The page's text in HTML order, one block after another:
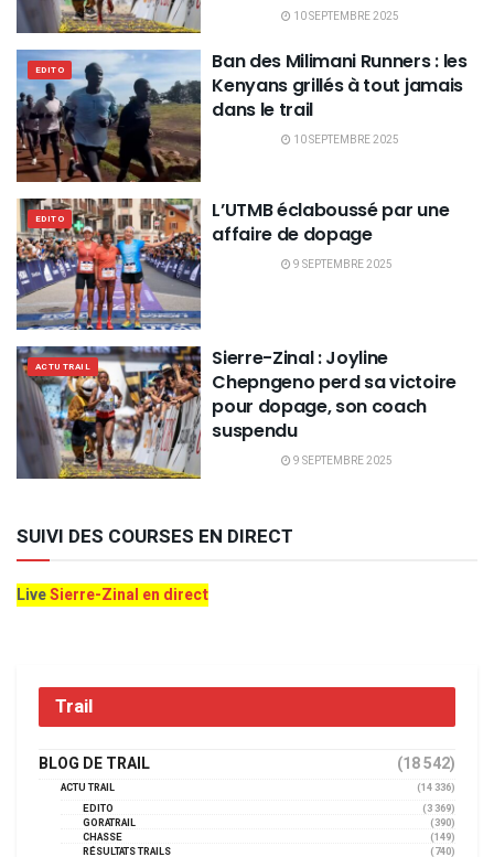
10 SEPTEMBRE 2025
EDITO
Ban des Milimani Runners : les
Kenyans grillés à tout jamais
dans le trail
10 SEPTEMBRE 2025
EDITO
L’UTMB éclaboussé par une
affaire de dopage
9 SEPTEMBRE 2025
ACTU TRAIL
Sierre-Zinal : Joyline
Chepngeno perd sa victoire
pour dopage, son coach
suspendu
9 SEPTEMBRE 2025
SUIVI DES COURSES EN DIRECT
LiveSierre-Zinal en direct
Trail
BLOG DE TRAIL (18 542)
ACTU TRAIL
(14 336)
EDITO
(3 369)
GORATRAIL
(390)
CHASSE
(149)
RÉSULTATS TRAILS
(740)